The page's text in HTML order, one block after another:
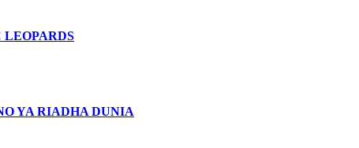
YA RIADHA DUNIA